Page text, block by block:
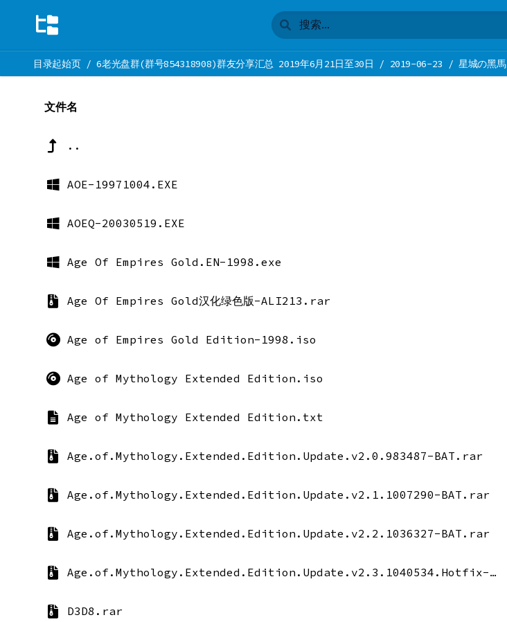
目录起始页/6老光盘群(群号854318908)群友分享汇总 2019年6月21日至30日 / 2019-06-23 / 星城の黑馬
文件名
..
AOE-19971004.EXE
AOEQ-20030519.EXE
Age Of Empires Gold.EN-1998.exe
Age Of Empires Gold汉化绿色版-ALI213.rar
Age of Empires Gold Edition-1998.iso
Age of Mythology Extended Edition.iso
Age of Mythology Extended Edition.txt
Age.of.Mythology.Extended.Edition.Update.v2.0.983487-BAT.rar
Age.of.Mythology.Extended.Edition.Update.v2.1.1007290-BAT.rar
Age.of.Mythology.Extended.Edition.Update.v2.2.1036327-BAT.rar
Age.of.Mythology.Extended.Edition.Update.v2.3.1040534.Hotfix-BAT.rar
D3D8.rar